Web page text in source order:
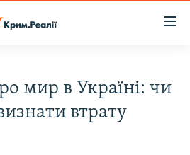
мир в Україні: чи
втрату